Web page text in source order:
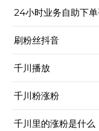
24小时业务自助下
刷粉丝抖音
千川播放
千川粉涨粉
千川里的涨粉是什么